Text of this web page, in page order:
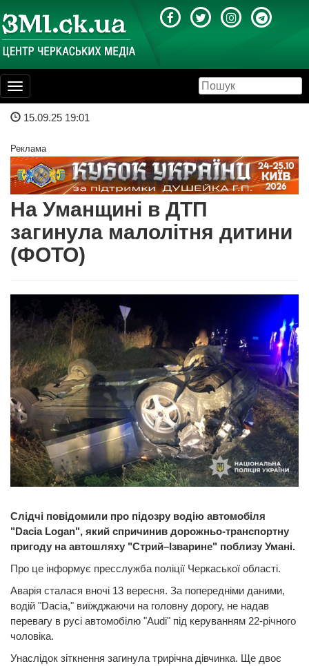
Toggle
navigation
15.09.25 19:01
Реклама
На Уманщині в ДТП
загинула малолітня дитини
(ФОТО)
Слідчі повідомили про підозру водію автомобіля
"Dacia Logan", який спричинив дорожньо-транспортну
пригоду на автошляху "Стрий–Ізварине" поблизу Умані.
Про це інформує пресслужба поліції Черкаської області.
Аварія сталася вночі 13 вересня. За попередніми даними,
водій "Dacia," виїжджаючи на головну дорогу, не надав
перевагу в русі автомобілю "Audi" під керуванням 22-річного
чоловіка.
Унаслідок зіткнення загинула трирічна дівчинка. Ще двоє